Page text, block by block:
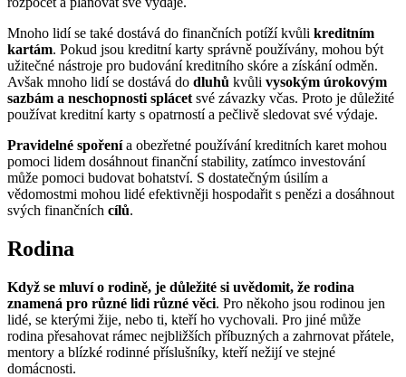
Mnoho lidí se také dostává do finančních potíží kvůli kreditním
kartám. Pokud jsou kreditní karty správně používány, mohou být
užitečné nástroje pro budování kreditního skóre a získání odměn.
Avšak mnoho lidí se dostává do dluhů kvůli vysokým úrokovým
sazbám a neschopnosti splácet své závazky včas. Proto je důležité
používat kreditní karty s opatrností a pečlivě sledovat své výdaje.
Pravidelné spořenía obezřetné používání kreditních karet mohou
pomoci lidem dosáhnout finanční stability, zatímco investování
může pomoci budovat bohatství. S dostatečným úsilím a
vědomostmi mohou lidé efektivněji hospodařit s penězi a dosáhnout
svých finančních cílů.
Rodina
Když se mluví o rodině, je důležité si uvědomit, že rodina
znamená pro různé lidi různé věci. Pro někoho jsou rodinou jen
lidé, se kterými žije, nebo ti, kteří ho vychovali. Pro jiné může
rodina přesahovat rámec nejbližších příbuzných a zahrnovat přátele,
mentory a blízké rodinné příslušníky, kteří nežijí ve stejné
domácnosti.